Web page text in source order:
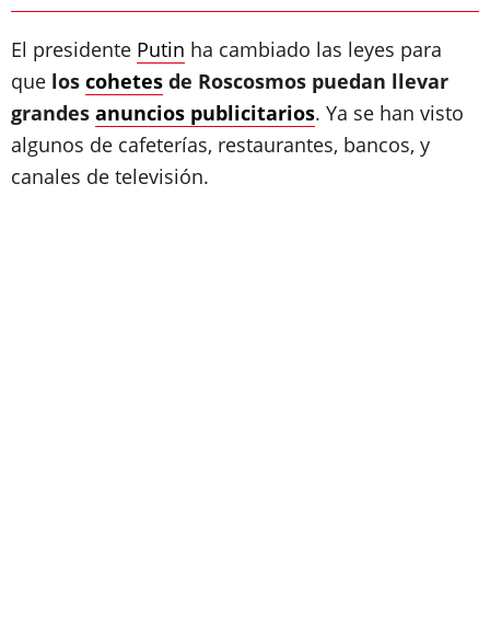
El presidente Putin ha cambiado las leyes para
que los cohetes de Roscosmos puedan llevar
grandes anuncios publicitarios. Ya se han visto
algunos de cafeterías, restaurantes, bancos, y
canales de televisión.